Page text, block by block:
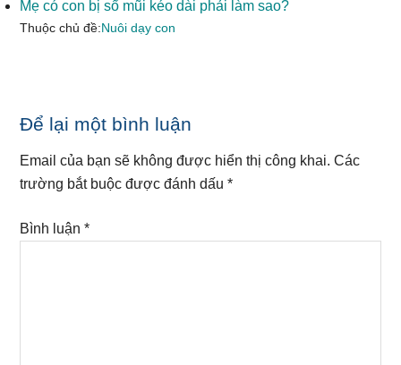
Mẹ có con bị sổ mũi kéo dài phải làm sao?
Thuộc chủ đề:Nuôi dạy con
Reader
Interactions
Để lại một bình luận
Email của bạn sẽ không được hiển thị công khai. Các
trường bắt buộc được đánh dấu*
Bình luận*